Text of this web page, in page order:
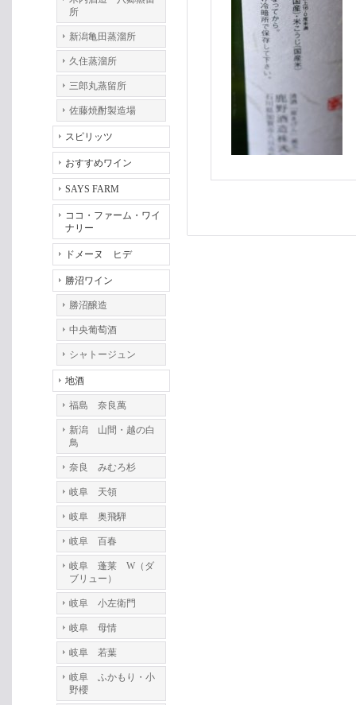
所
新潟亀田蒸溜所
久住蒸溜所
三郎丸蒸留所
佐藤焼酎製造場
スピリッツ
おすすめワイン
SAYS FARM
ココ・ファーム・ワイ
ナリー
ドメーヌ ヒデ
勝沼ワイン
勝沼醸造
中央葡萄酒
シャトージュン
地酒
福島 奈良萬
新潟 山間・越の白
鳥
奈良 みむろ杉
岐阜 天領
岐阜 奥飛騨
岐阜 百春
岐阜 蓬莱 W（ダ
ブリュー）
岐阜 小左衛門
岐阜 母情
岐阜 若葉
岐阜 ふかもり・小
野櫻